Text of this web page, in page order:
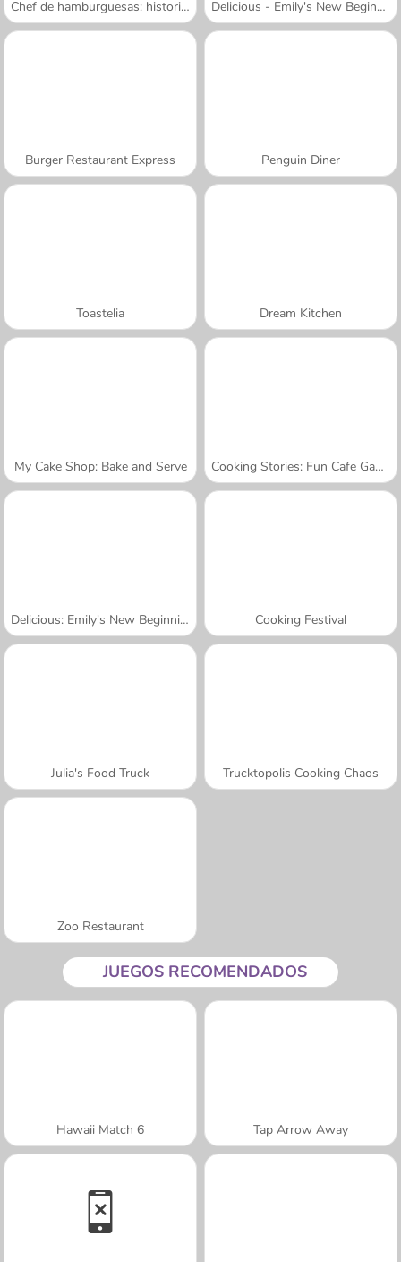
Chef de hamburguesas: historia de cocina Delicious - Emily's New Beginning
Burger Restaurant Express Penguin Diner
Toastelia Dream Kitchen
My Cake Shop: Bake and Serve Cooking Stories: Fun Cafe Game
Delicious: Emily's New Beginning Valentines Edition Cooking Festival
Julia's Food Truck Trucktopolis Cooking Chaos
Zoo Restaurant
JUEGOS RECOMENDADOS
Hawaii Match 6 Tap Arrow Away